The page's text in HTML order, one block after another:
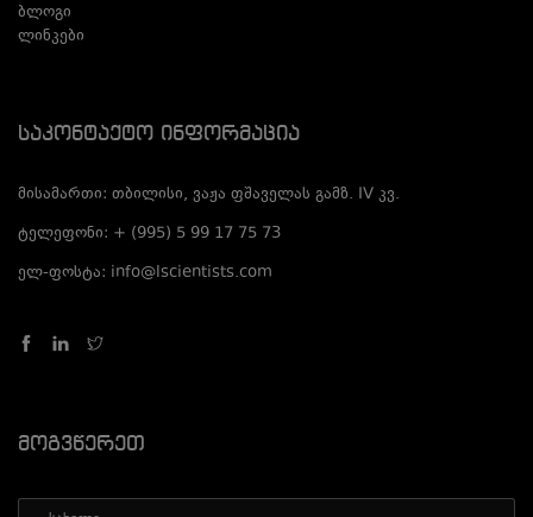
ბლოგი
ლინკები
Საკონტაქტო Ინფორმაცია
მისამართი: თბილისი, ვაჟა ფშაველას გამზ. IV კვ.
ტელეფონი: + (995) 5 99 17 75 73
ელ-ფოსტა: info@lscientists.com
Მოგვწერეთ